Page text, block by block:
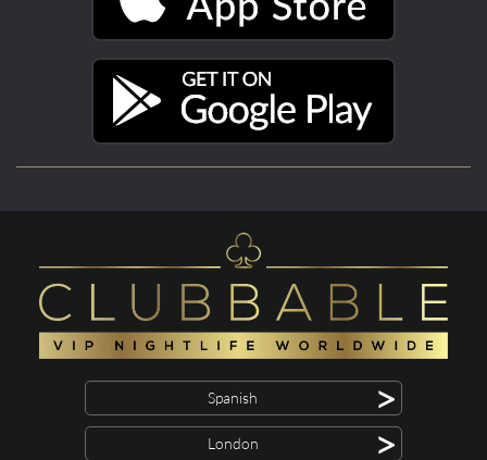
Spanish >
London >